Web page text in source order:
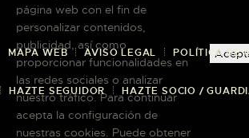
MAPA WEB AVISO LEGAL POLÍTICA DE
HAZTE SEGUIDOR HAZTE SOCIO /
página web con el fin de
personalizar contenidos,
publicidad, así como
proporcionar funcionalidades en
las redes sociales o analizar
nuestro tráfico. Para continuar
acepta la configuración de
nuestras cookies. Puede obtener